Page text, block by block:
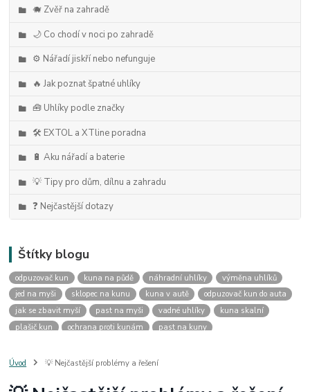
🐗 Zvěř na zahradě
🌙 Co chodí v noci po zahradě
⚙️ Nářadí jiskří nebo nefunguje
🔥 Jak poznat špatné uhlíky
🧰 Uhlíky podle značky
🛠️ EXTOL a XTline poradna
🔋 Aku nářadí a baterie
💡 Tipy pro dům, dílnu a zahradu
❓ Nejčastější dotazy
Štítky blogu
odpuzovač kun kuna na půdě náhradní uhlíky
výměna uhlíků
jed na myši
sklopec na kunu kuna v autě
odpuzovač kun do auta
jak se zbavit myší
past na myši vadné uhlíky
kuna skalní
plašič kun
ochrana proti kunám
past na kuny
past na kunu
myši v domě odpuzovač myší
Úvod 💡 Nejčastější problémy a řešení